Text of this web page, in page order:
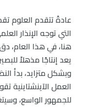
عادةً تتقدم العلوم
التي توجه الإنذار
هنا، في هذا العام،
يعد إنتاجًا مذهلاً
وبشكل متزايد، بدأ
العمل الآينشتاينية
للجمهور الواسع، وسيتغير ذلك